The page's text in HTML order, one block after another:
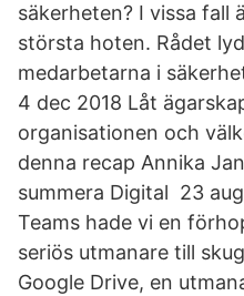
säkerheten? I vissa fall
största hoten. Rådet
medarbetarna i
4 dec 2018 Låt
organisationen och
denna recap Annika
summera Digital 23
Teams hade vi en
seriös utmanare till
Google Drive, en